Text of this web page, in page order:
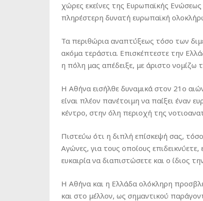
χώρες εκείνες της Ευρωπαϊκής
πληρέστερη δυνατή ευρωπαϊκή
Τα περιθώρια αναπτύξεως τόσο των
ακόμα τεράστια. Επισκέπτεστε την
η πόλη μας απέδειξε, με άριστο νομίζω
Η Αθήνα εισήλθε δυναμικά στον 21ο
είναι πλέον πανέτοιμη να παίξει έναν
κέντρο, στην όλη περιοχή της
Πιστεύω ότι η διπλή επίσκεψή σας,
Αγώνες, για τους οποίους
ευκαιρία να διαπιστώσετε και ο ίδιος
Η Αθήνα και η Ελλάδα ολόκληρη
και στο μέλλον, ως σημαντικού